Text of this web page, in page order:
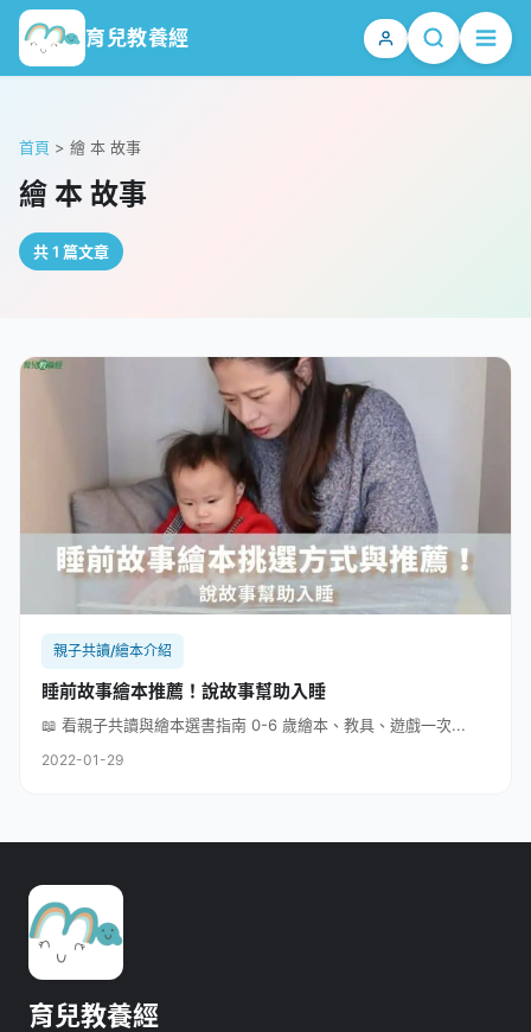
育兒教養經
首頁 > 繪 本 故事
繪 本 故事
共 1 篇文章
親子共讀/繪本介紹
睡前故事繪本推薦！說故事幫助入睡
📖 看親子共讀與繪本選書指南 0-6 歲繪本、教具、遊戲一次...
2022-01-29
育兒教養經